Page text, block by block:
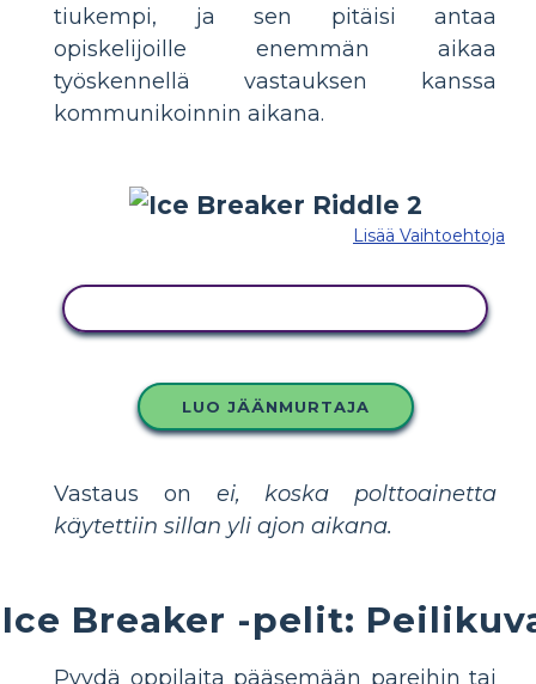
tiukempi, ja sen pitäisi antaa
opiskelijoille enemmän aikaa
työskennellä vastauksen kanssa
kommunikoinnin aikana.
Lisää Vaihtoehtoja
LUO JÄÄNMURTAJA
Vastaus on ei, koska polttoainetta
käytettiin sillan yli ajon aikana.
Ice Breaker -pelit:
Pyydä oppilaita pääsemään pareihin tai